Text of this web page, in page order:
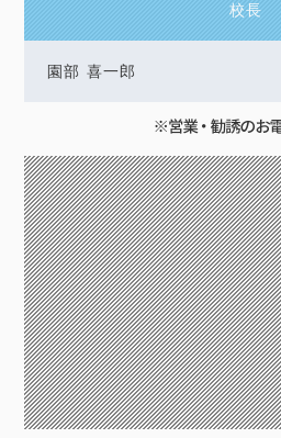
校長
園部 喜一郎